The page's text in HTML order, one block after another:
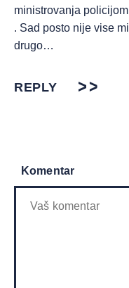
ministrovanja
. Sad posto nije vise
drugo…
REPLY
Komentar